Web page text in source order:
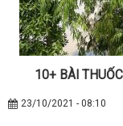
10+ BÀI
23/10/2021 - 08:10